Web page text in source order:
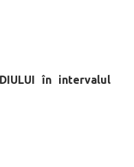
în intervalul